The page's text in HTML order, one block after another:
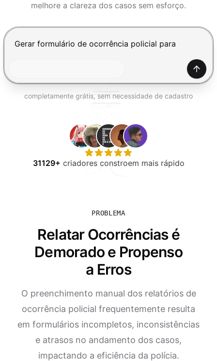
melhore a clareza dos casos sem esforço.
Pressione Enter para enviar, Shift+Enter para
Gerar
completamente grátis, sem necessidade de cadastro
31129+ criadores constroem mais rápido
PROBLEMA
Relatar Ocorrências é
Demorado e Propenso
a Erros
O preenchimento manual dos relatórios de
ocorrência policial frequentemente resulta
em formulários incompletos, inconsistências
e atrasos no andamento dos casos,
impactando a eficiência da polícia.